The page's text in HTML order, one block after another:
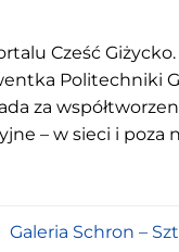
Cześć
Politechniki
za
– w sieci i poza
Galeria Schron –